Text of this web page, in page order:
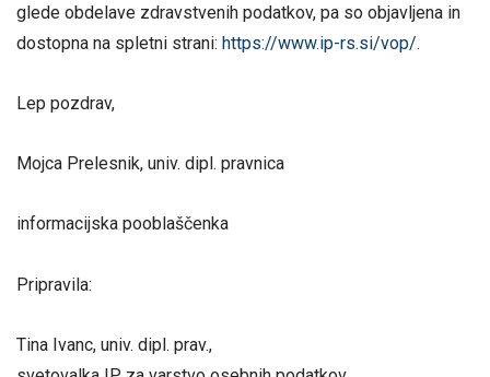
glede obdelave zdravstvenih podatkov, pa so objavljena in
dostopna na spletni strani: https://www.ip-rs.si/vop/.
Lep pozdrav,
Mojca Prelesnik, univ. dipl. pravnica
informacijska pooblaščenka
Pripravila:
Tina Ivanc, univ. dipl. prav.,